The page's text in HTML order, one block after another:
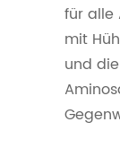
für alle
mit
und